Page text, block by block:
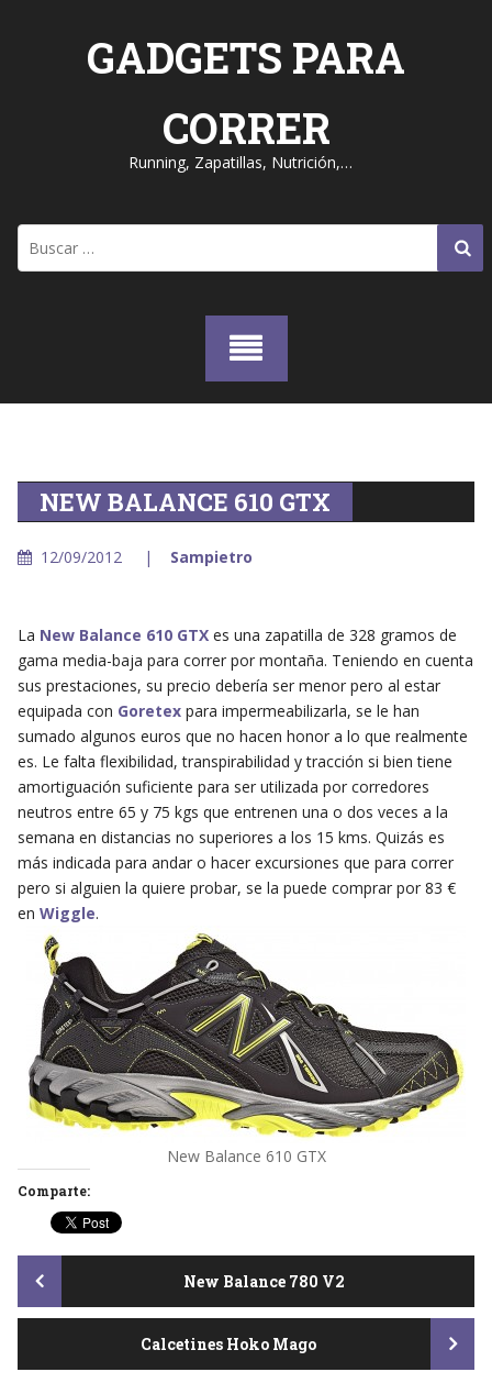
GADGETS PARA
CORRER
Running, Zapatillas, Nutrición,…
NEW BALANCE 610 GTX
12/09/2012 Sampietro
La New Balance 610 GTXes una zapatilla de 328 gramos de
gama media-baja para correr por montaña. Teniendo en cuenta
sus prestaciones, su precio debería ser menor pero al estar
equipada con Goretexpara impermeabilizarla, se le han
sumado algunos euros que no hacen honor a lo que realmente
es. Le falta flexibilidad, transpirabilidad y tracción si bien tiene
amortiguación suficiente para ser utilizada por corredores
neutros entre 65 y 75 kgs que entrenen una o dos veces a la
semana en distancias no superiores a los 15 kms. Quizás es
más indicada para andar o hacer excursiones que para correr
pero si alguien la quiere probar, se la puede comprar por 83 €
en Wiggle.
New Balance 610 GTX
Comparte:
Post
New Balance 780 V2
Calcetines Hoko Mago